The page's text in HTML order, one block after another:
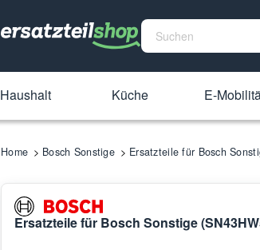
Haushalt Küche E-
Home Bosch Sonstige Ersatzteile für Bosch
Ersatzteile für Bosch Sonstige